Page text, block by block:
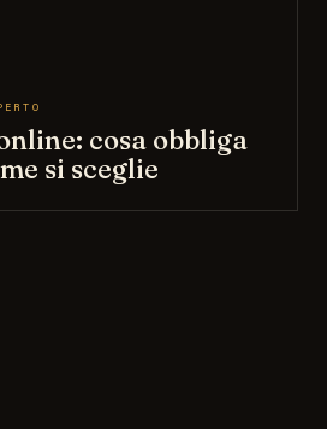
cosa obbliga
si sceglie